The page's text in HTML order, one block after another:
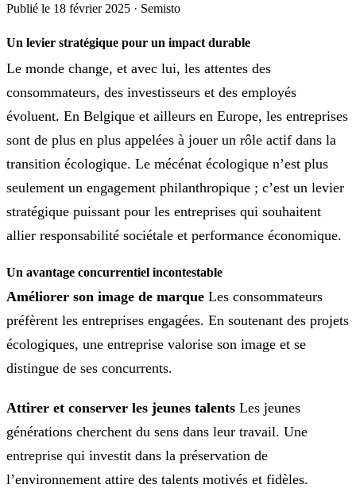
Publié le 18 février 2025 · Semisto
Un levier stratégique pour un impact durable
Le monde change, et avec lui, les attentes des
consommateurs, des investisseurs et des employés
évoluent. En Belgique et ailleurs en Europe, les entreprises
sont de plus en plus appelées à jouer un rôle actif dans la
transition écologique. Le mécénat écologique n’est plus
seulement un engagement philanthropique ; c’est un levier
stratégique puissant pour les entreprises qui souhaitent
allier responsabilité sociétale et performance économique.
Un avantage concurrentiel incontestable
Améliorer son image de marque Les consommateurs
préfèrent les entreprises engagées. En soutenant des projets
écologiques, une entreprise valorise son image et se
distingue de ses concurrents.
Attirer et conserver les jeunes talents Les jeunes
générations cherchent du sens dans leur travail. Une
entreprise qui investit dans la préservation de
l’environnement attire des talents motivés et fidèles.